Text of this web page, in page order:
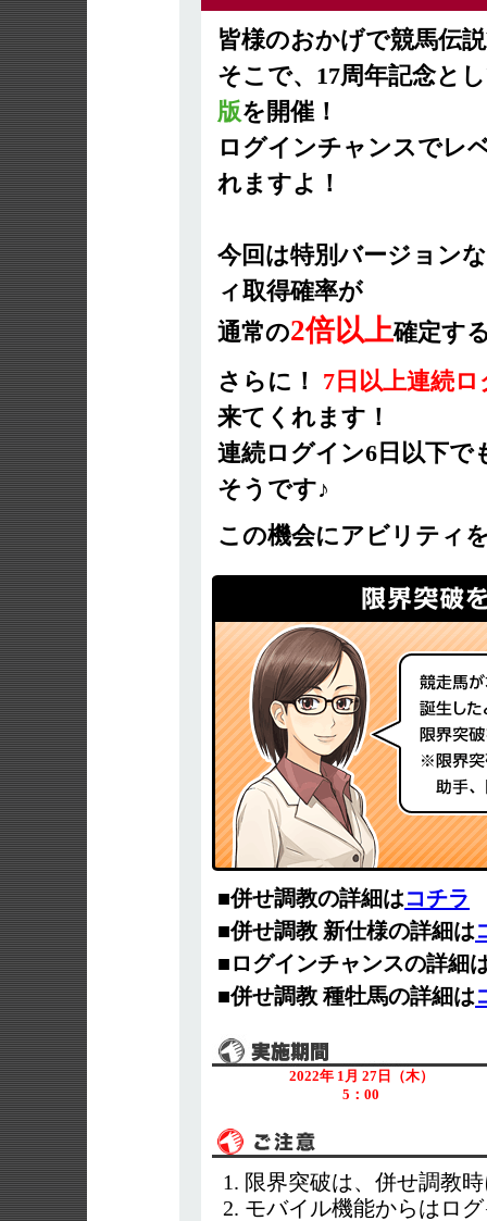
皆様のおかげで競馬伝
そこで、17周年記念と
版を開催！
ログインチャンスでレ
れますよ！
今回は特別バージョン
ィ取得確率が
通常の2倍以上確定す
さらに！
7日以上連続
来てくれます！
連続ログイン6日以下
そうです♪
この機会にアビリティ
■併せ調教の詳細はコチラ
■併せ調教 新仕様の詳細は
■ログインチャンスの詳細
■併せ調教 種牡馬の詳細は
2022年 1月 27日（木）
5：00
限界突破は、併せ調教
モバイル機能からはロ